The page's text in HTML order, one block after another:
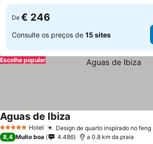
De € 246
Consulte os preços de 15 sites
Escolha popular
5 Estrelas Hotel Design de quarto inspirado no feng
Aguas de Ibiza
8,4 Muito boa 4.486 a 0.8 km da praia